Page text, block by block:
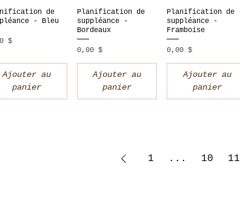
rapide
de
- Bleu
$
Ajouter au
panier
Aperçu rapide
Planification de
suppléance -
Bordeaux
Prix
0,00 $
Ajouter au
panier
Aperçu rapide
Planification de
suppléance -
Framboise
Prix
0,00 $
Ajouter au
panier
1 ... 10 11